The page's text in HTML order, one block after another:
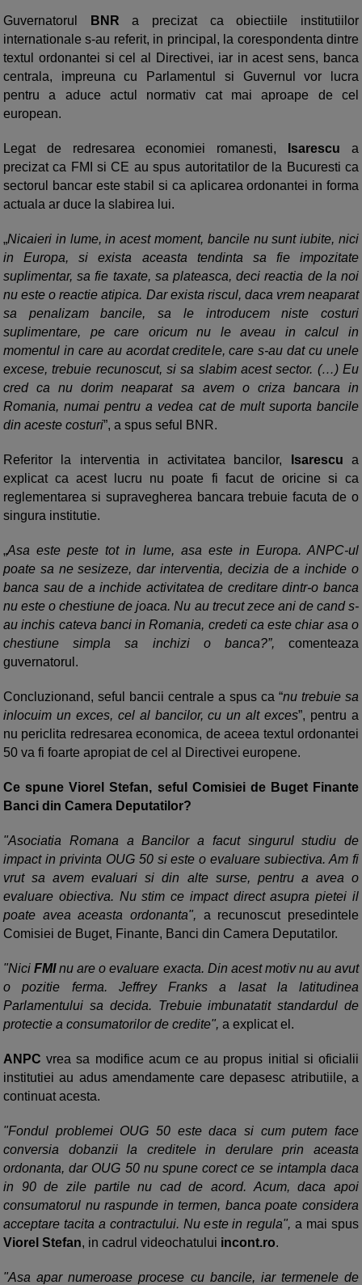
Guvernatorul BNR a precizat ca obiectiile institutiilor
internationale s-au referit, in principal, la corespondenta dintre
textul ordonantei si cel al Directivei, iar in acest sens, banca
centrala, impreuna cu Parlamentul si Guvernul vor lucra
pentru a aduce actul normativ cat mai aproape de cel
european.
Legat de redresarea economiei romanesti, Isarescua
precizat ca FMI si CE au spus autoritatilor de la Bucuresti ca
sectorul bancar este stabil si ca aplicarea ordonantei in forma
actuala ar duce la slabirea lui.
„Nicaieri in lume, in acest moment, bancile nu sunt iubite, nici
in Europa, si exista aceasta tendinta sa fie impozitate
suplimentar, sa fie taxate, sa plateasca, deci reactia de la noi
nu este o reactie atipica. Dar exista riscul, daca vrem neaparat
sa penalizam bancile, sa le introducem niste costuri
suplimentare, pe care oricum nu le aveau in calcul in
momentul in care au acordat creditele, care s-au dat cu unele
excese, trebuie recunoscut, si sa slabim acest sector. (…) Eu
cred ca nu dorim neaparat sa avem o criza bancara in
Romania, numai pentru a vedea cat de mult suporta bancile
din aceste costuri”, a spus seful BNR.
Referitor la interventia in activitatea bancilor, Isarescua
explicat ca acest lucru nu poate fi facut de oricine si ca
reglementarea si supravegherea bancara trebuie facuta de o
singura institutie.
„Asa este peste tot in lume, asa este in Europa. ANPC-ul
poate sa ne sesizeze, dar interventia, decizia de a inchide o
banca sau de a inchide activitatea de creditare dintr-o banca
nu este o chestiune de joaca. Nu au trecut zece ani de cand s-
au inchis cateva banci in Romania, credeti ca este chiar asa o
chestiune simpla sa inchizi o banca?”, comenteaza
guvernatorul.
Concluzionand, seful bancii centrale a spus ca “nu trebuie sa
inlocuim un exces, cel al bancilor, cu un alt exces”, pentru a
nu periclita redresarea economica, de aceea textul ordonantei
50 va fi foarte apropiat de cel al Directivei europene.
Ce spune Viorel Stefan, seful Comisiei de Buget Finante
Banci din Camera Deputatilor?
"Asociatia Romana a Bancilor a facut singurul studiu de
impact in privinta OUG 50 si este o evaluare subiectiva. Am fi
vrut sa avem evaluari si din alte surse, pentru a avea o
evaluare obiectiva. Nu stim ce impact direct asupra pietei il
poate avea aceasta ordonanta", a recunoscut presedintele
Comisiei de Buget, Finante, Banci din Camera Deputatilor.
"NiciFMInu are o evaluare exacta. Din acest motiv nu au avut
o pozitie ferma. Jeffrey Franks a lasat la latitudinea
Parlamentului sa decida. Trebuie imbunatatit standardul de
protectie a consumatorilor de credite", a explicat el.
ANPC vrea sa modifice acum ce au propus initial si oficialii
institutiei au adus amendamente care depasesc atributiile, a
continuat acesta.
"Fondul problemei OUG 50 este daca si cum putem face
conversia dobanzii la creditele in derulare prin aceasta
ordonanta, dar OUG 50 nu spune corect ce se intampla daca
in 90 de zile partile nu cad de acord. Acum, daca apoi
consumatorul nu raspunde in termen, banca poate considera
acceptare tacita a contractului. Nu este in regula", a mai spus
Viorel Stefan, in cadrul videochatului incont.ro.
"Asa apar numeroase procese cu bancile, iar termenele de